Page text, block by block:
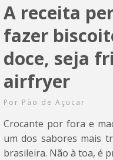
A receita
fazer
doce, seja
airfryer
Por Pão de Açucar
Crocante por fora e
um dos sabores mais
brasileira. Não à toa, é